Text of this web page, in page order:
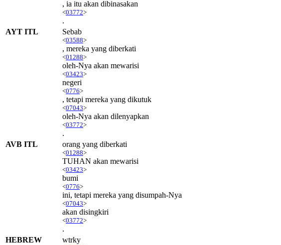
, ia itu akan dibinasakan
<03772>
.
AYT ITL
Sebab
<03588>
, mereka yang diberkati
<01288>
oleh-Nya akan mewarisi
<03423>
negeri
<0776>
, tetapi mereka yang dikutuk
<07043>
oleh-Nya akan dilenyapkan
<03772>
.
AVB ITL
orang yang diberkati
<01288>
TUHAN akan mewarisi
<03423>
bumi
<0776>
ini, tetapi mereka yang disumpah-Nya
<07043>
akan disingkiri
<03772>
.
HEBREW
wtrky